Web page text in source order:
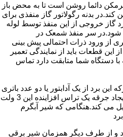
دائما روشن است تا به محض باز
بدنه رگولاتور گاز منفذی برای
گاز خروجی از این منفذ توسط لوله
شود.در سر منفذ شمعک در
از ورود ذرات احتمالی پیش بینی
قطعات باید از نمایندگی تعمیر
با دستگاه شما متابقت دارد تماس
برد از یک آدابتور یا دو عدد باتری
1/5 ولت تامین می شود.برای ایجاد جرقه یک تراس افزاینده این 3 ولت
18000 ولت تبدیل می کند.هنگامی که شیر آبگرم
از طرف دیگر همزمان شیر برقی